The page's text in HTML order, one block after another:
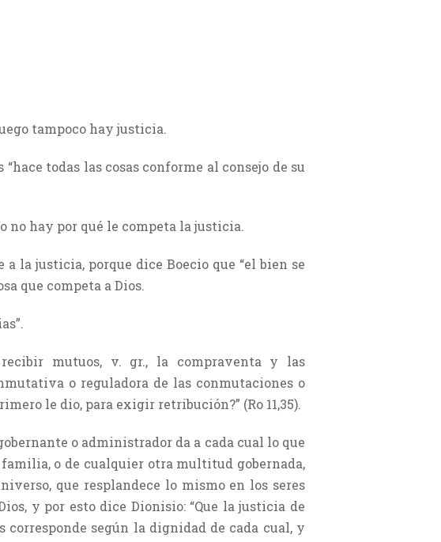
tampoco hay justicia.
todas las cosas conforme al consejo de su
no hay por qué le competa la justicia.
la justicia, porque dice Boecio que “el bien se
que competa a Dios.
mutuos, v. gr., la compraventa y las
o reguladora de las conmutaciones o
le dio, para exigir retribución?” (Ro 11,35).
o administrador da a cada cual lo que
o de cualquier otra multitud gobernada,
que resplandece lo mismo en los seres
y por esto dice Dionisio: “Que la justicia de
corresponde según la dignidad de cada cual, y